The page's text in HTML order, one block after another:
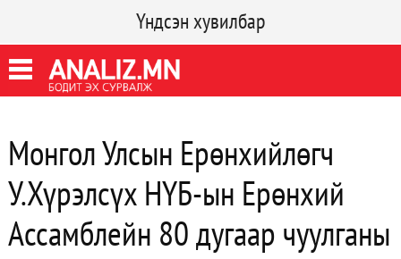
Үндсэн хувилбар
Монгол Улсын Ерөнхийлөгч
У.Хүрэлсүх НҮБ-ын Ерөнхий
Ассамблейн 80 дугаар чуулганы